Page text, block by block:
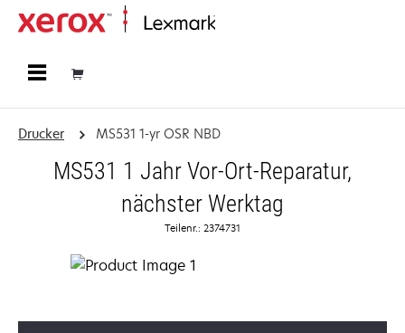
Drucker MS531 1-yr OSR NBD
MS531 1 Jahr Vor-Ort-Reparatur,
nächster Werktag
Teilenr.: 2374731